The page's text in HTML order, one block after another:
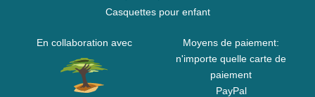
Casquettes pour enfant
En collaboration avec
Moyens de paiement:
n'importe quelle carte de
paiement
PayPal